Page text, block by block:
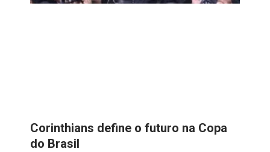
Corinthians define o futuro na Copa
do Brasil